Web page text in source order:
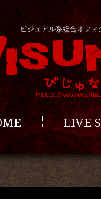
ビジュアル系総合オフィ
LIVE